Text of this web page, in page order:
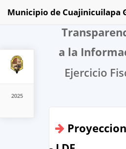
2025
Municipio de Cuajinicuilapa
a la
Ejercicio